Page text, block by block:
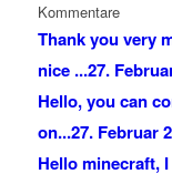
Kommentare
Thank you very
nice ...27.
Hello, you can
on...27. Februar
Hello minecraft,